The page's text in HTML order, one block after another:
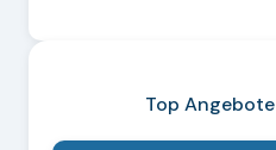
Top Angebote